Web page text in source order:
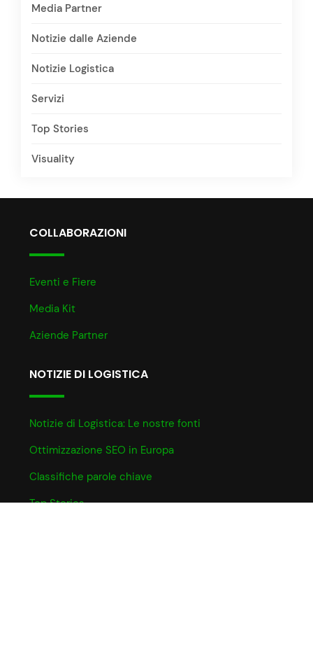
Media Partner
Notizie dalle Aziende
Notizie Logistica
Servizi
Top Stories
Visuality
COLLABORAZIONI
Eventi e Fiere
Media Kit
Aziende Partner
NOTIZIE DI LOGISTICA
Notizie di Logistica: Le nostre fonti
Ottimizzazione SEO in Europa
Classifiche parole chiave
Top Stories